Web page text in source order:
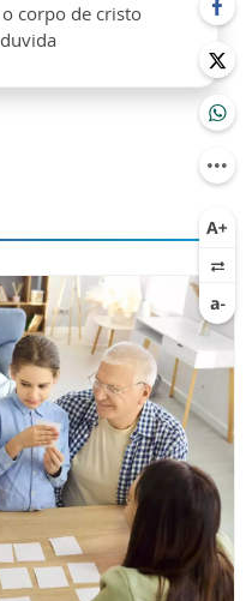
corpo de cristo